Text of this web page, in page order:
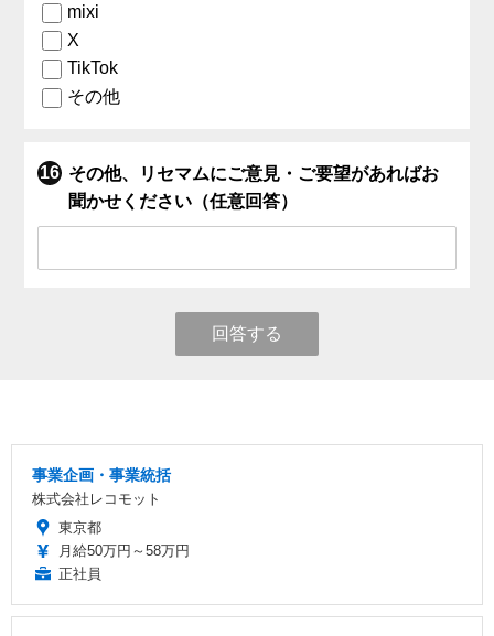
mixi
X
TikTok
その他
その他、リセマムにご意見・ご要望があればお
聞かせください（任意回答）
回答する
事業企画・事業統括
株式会社レコモット
東京都
月給50万円～58万円
正社員